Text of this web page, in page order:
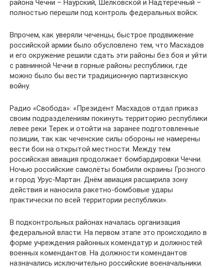
района Чечни – Наурский, Шелковской и Надтеречный –
полностью перешли под контроль федеральных войск.
Впрочем, как уверяли чеченцы, быстрое продвижение
российской армии было обусловлено тем, что Масхадов
и его окружение решили сдать эти районы без боя и уйти
с равнинной Чечни в горные районы республики, где
можно было бы вести традиционную партизанскую
войну.
Радио «Свобода»: «Президент Масхадов отдал приказ
своим подразделениям покинуть территорию республики
левее реки Терек и отойти на заранее подготовленные
позиции, так как чеченские силы обороны не намерены
вести бои на открытой местности. Между тем
российская авиация продолжает бомбардировки Чечни.
Ночью российские самолёты бомбили окраины Грозного
и город Урус-Мартан. Днём авиация расширила зону
действия и наносила ракетно-бомбовые удары
практически по всей территории республики».
В подконтрольных районах началась организация
федеральной власти. На первом этапе это происходило в
форме учреждения районных комендатур и должностей
военных комендантов. На должности комендантов
назначались исключительно российские военачальники.